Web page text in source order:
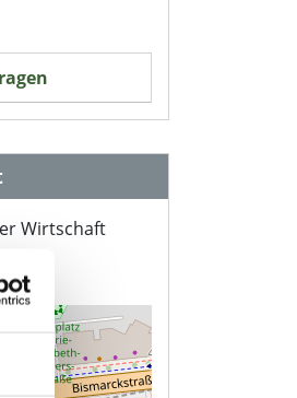
Wirtschaft